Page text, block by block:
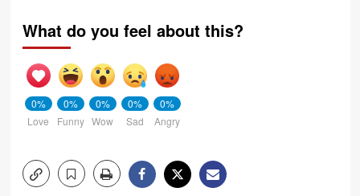
What do you feel about this?
0%
Love
0%
Funny
0%
Wow
0%
Sad
0%
Angry